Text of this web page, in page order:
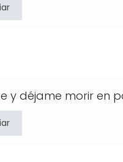
y déjame morir en